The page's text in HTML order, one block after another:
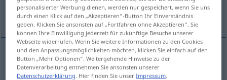
Eins, Einzimmerwohnung
Einsf etta
personalisierter Werbung dienen, werden nur gespeichert, wenn Sie uns
durch einen Klick auf den „Akzeptieren“-Button Ihr Einverständnis
geben. Klicken Sie ansonsten auf „Fortfahren ohne Akzeptieren“. Sie
können Ihre Einwilligung jederzeit für zukünftige Besuche unserer
Webseite widerrufen. Wenn Sie weitere Informationen zu den Cookies
und den Anpassungsmöglichkeiten möchten, klicken Sie einfach auf den
Button „Mehr Optionen“. Weitergehende Hinweise zu der
Datenverarbeitung entnehmen Sie ansonsten unserer
Datenschutzerklärung. Hier finden Sie unserImpressum.